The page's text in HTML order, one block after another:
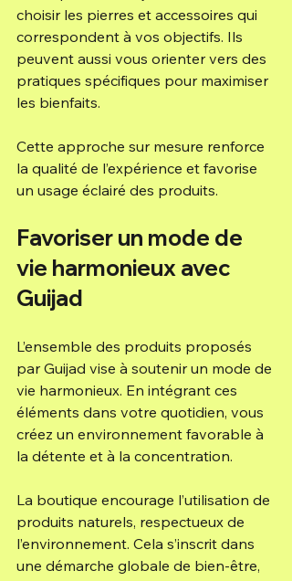
choisir les pierres et accessoires qui
correspondent à vos objectifs. Ils
peuvent aussi vous orienter vers des
pratiques spécifiques pour maximiser
les bienfaits.
Cette approche sur mesure renforce
la qualité de l’expérience et favorise
un usage éclairé des produits.
Favoriser un mode de
vie harmonieux avec
Guijad
L’ensemble des produits proposés
par Guijad vise à soutenir un mode de
vie harmonieux. En intégrant ces
éléments dans votre quotidien, vous
créez un environnement favorable à
la détente et à la concentration.
La boutique encourage l’utilisation de
produits naturels, respectueux de
l’environnement. Cela s’inscrit dans
une démarche globale de bien-être,